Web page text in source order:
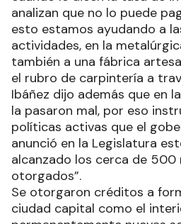
analizan que no lo puede
esto estamos ayudando a
actividades, en la
también a una fábrica
el rubro de carpintería a
Ibáñez dijo además que en
la pasaron mal, por eso
políticas activas que el
anunció en la Legislatura
alcanzado los cerca de 500
otorgados”.
Se otorgaron créditos a
ciudad capital como el